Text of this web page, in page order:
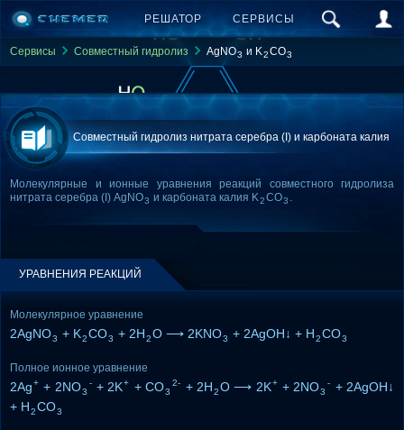
РЕШАТОР СЕРВИСЫ
Сервисы Совместный гидролиз AgNO3 и K2CO3
Совместный гидролиз нитрата серебра (I) и карбоната калия
Молекулярные и ионные уравнения реакций совместного гидролиза
нитрата серебра (I) AgNO3 и карбоната калия K2CO3 .
УРАВНЕНИЯ РЕАКЦИЙ
Молекулярное уравнение
2AgNO3 + K2CO3 + 2H2O ⟶ 2KNO3 + 2AgOH↓ + H2CO3
Полное ионное уравнение
2Ag+ + 2NO3
- + 2K+ + CO3
2- + 2H2O ⟶ 2K+ + 2NO3
- + 2AgOH↓
+ H2CO3